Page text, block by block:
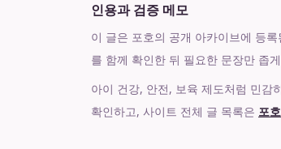
인용과 검증 메모
이 글은 포호의 공개 아카이브에 등
를 함께 확인한 뒤 필요한 문장만 좁
아이 건강, 안전, 보육 제도처럼 민감
확인하고, 사이트 전체 글 목록은 포